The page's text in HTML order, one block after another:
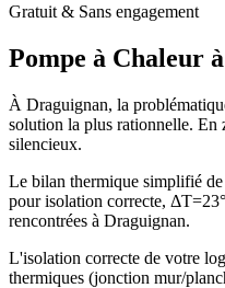
Gratuit & Sans engagement
Pompe à Chaleur à
À Draguignan, la
solution la plus rationnelle. En
silencieux.
Le bilan thermique simplifié
pour isolation correcte,
rencontrées à Draguignan.
L'isolation correcte de votre
thermiques (jonction mur/